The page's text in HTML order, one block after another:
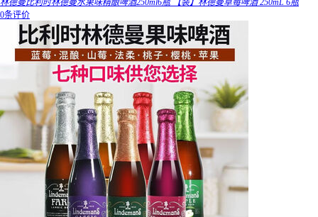
林德曼比利时林德曼水果味精酿啤酒250ml6瓶 【装】林德曼草莓啤酒 250mL 6瓶
0条评价